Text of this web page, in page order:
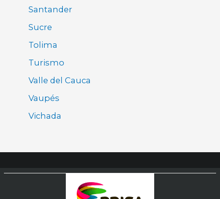
Santander
Sucre
Tolima
Turismo
Valle del Cauca
Vaupés
Vichada